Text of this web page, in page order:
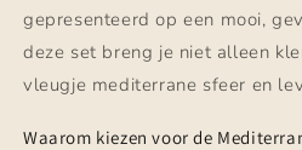
gepresenteerd op een mooi,
deze set breng je niet alleen
vleugje mediterrane sfeer en
Waarom kiezen voor de